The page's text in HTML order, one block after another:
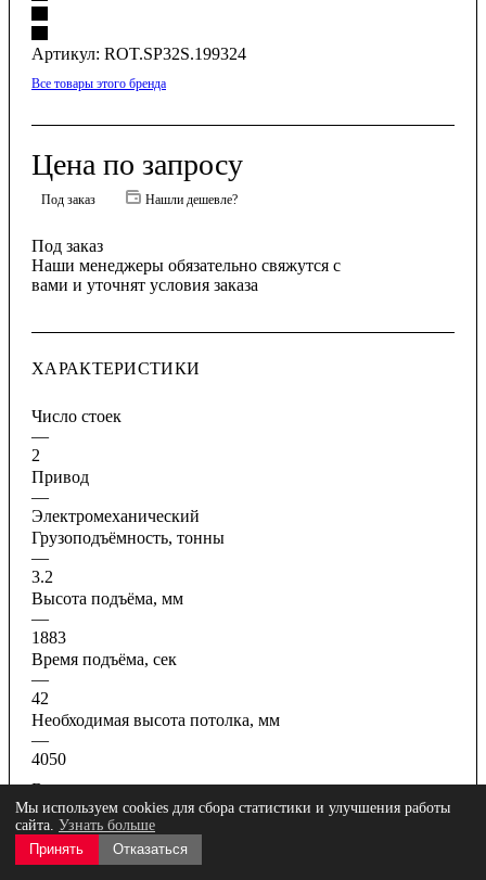
Артикул: ROT.SP32S.199324
Все товары этого бренда
Цена по запросу
Под заказ Нашли дешевле?
Под заказ
Наши менеджеры обязательно свяжутся с
вами и уточнят условия заказа
ХАРАКТЕРИСТИКИ
Число стоек
—
2
Привод
—
Электромеханический
Грузоподъёмность, тонны
—
3.2
Высота подъёма, мм
—
1883
Время подъёма, сек
—
42
Необходимая высота потолка, мм
—
4050
Все характеристики
Мы используем cookies для сбора статистики и улучшения работы
сайта. Узнать больше
Принять
Отказаться